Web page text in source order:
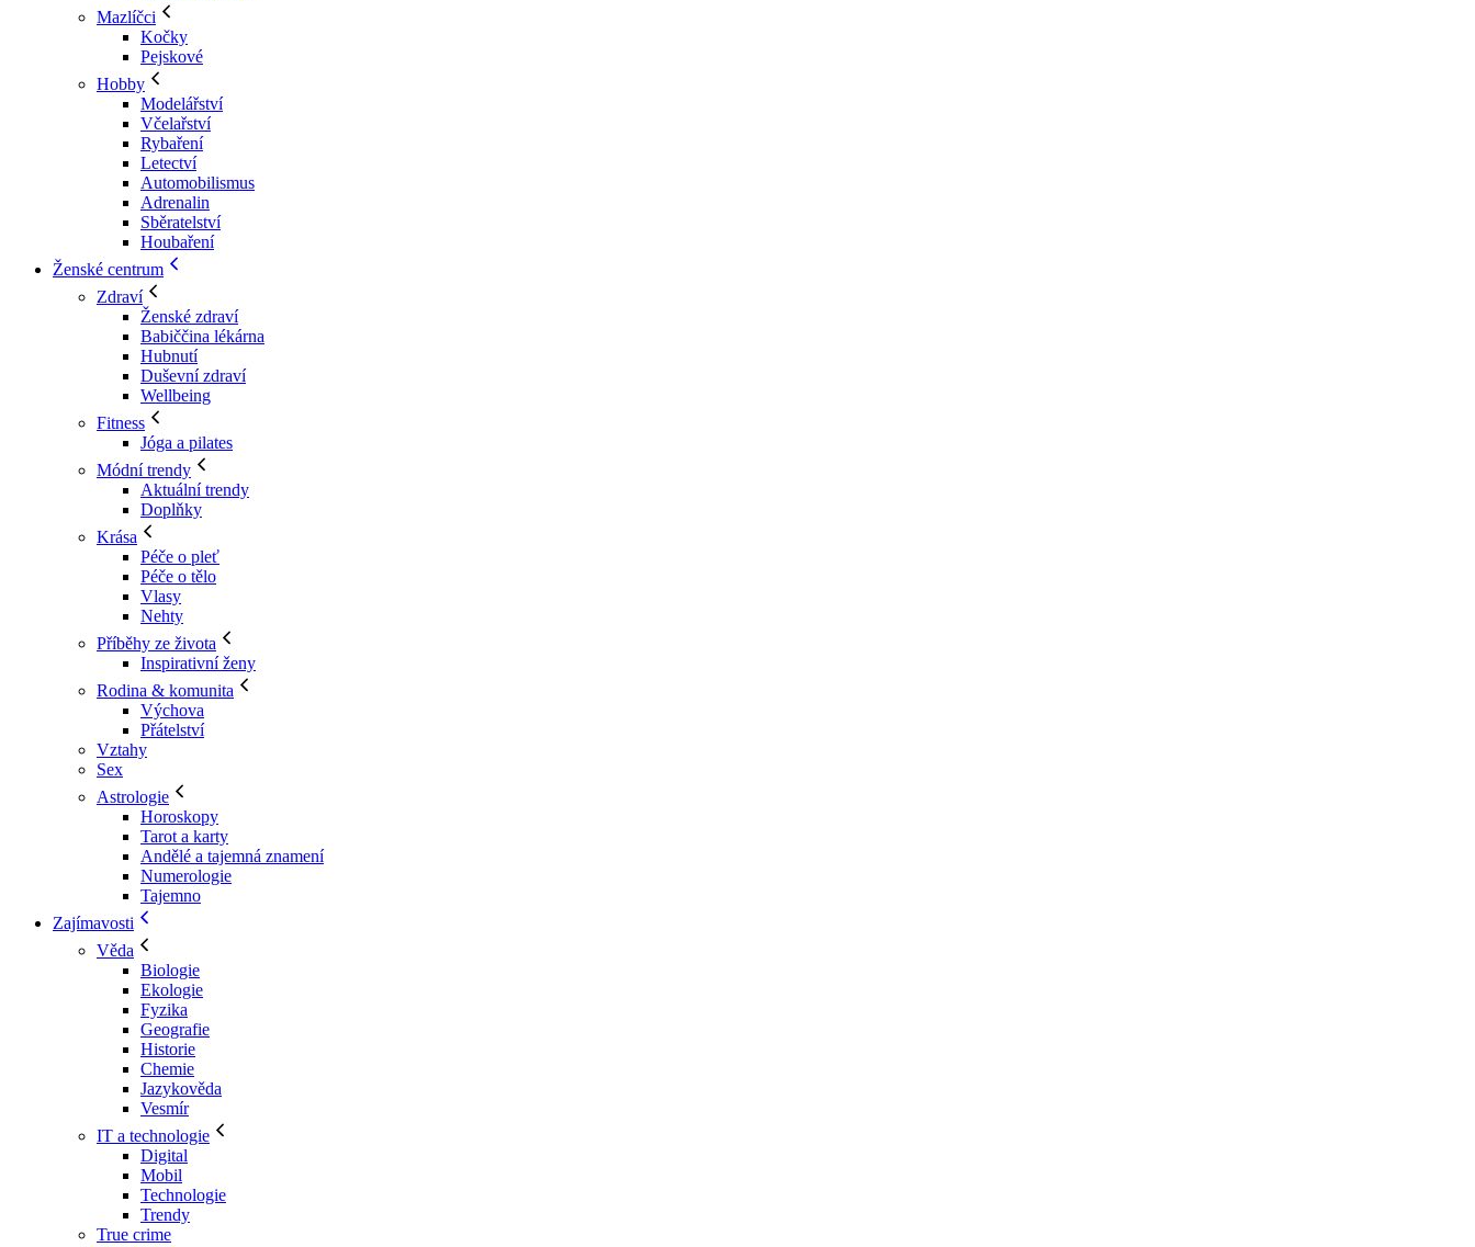
Mazlíčci
Kočky
Pejskové
Hobby
Modelářství
Včelařství
Rybaření
Letectví
Automobilismus
Adrenalin
Sběratelství
Houbaření
Ženské centrum
Zdraví
Ženské zdraví
Babiččina lékárna
Hubnutí
Duševní zdraví
Wellbeing
Fitness
Jóga a pilates
Módní trendy
Aktuální trendy
Doplňky
Krása
Péče o pleť
Péče o tělo
Vlasy
Nehty
Příběhy ze života
Inspirativní ženy
Rodina & komunita
Výchova
Přátelství
Vztahy
Sex
Astrologie
Horoskopy
Tarot a karty
Andělé a tajemná znamení
Numerologie
Tajemno
Zajímavosti
Věda
Biologie
Ekologie
Fyzika
Geografie
Historie
Chemie
Jazykověda
Vesmír
IT a technologie
Digital
Mobil
Technologie
Trendy
True crime